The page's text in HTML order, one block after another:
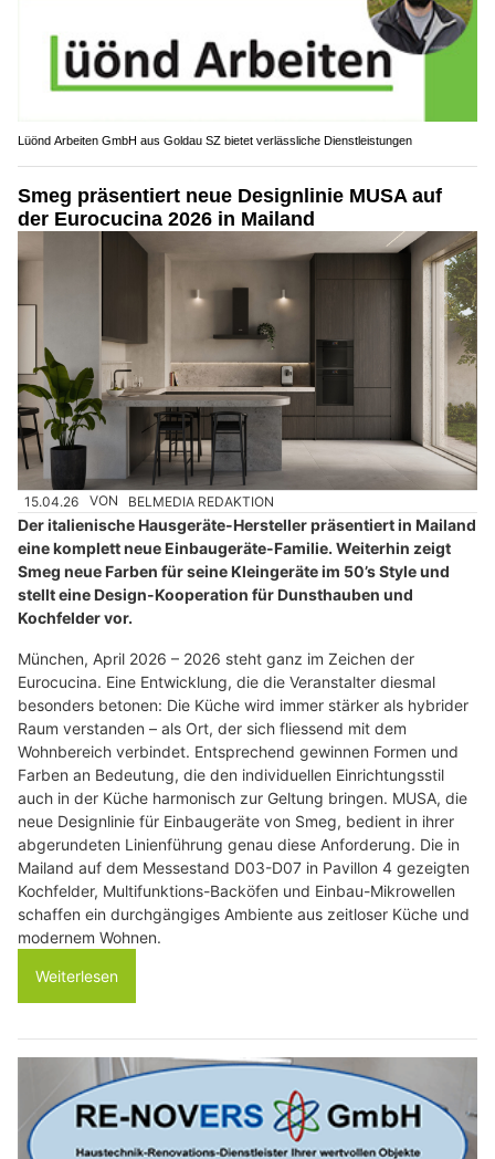
Lüönd Arbeiten GmbH aus Goldau SZ bietet verlässliche Dienstleistungen
Smeg präsentiert neue Designlinie MUSA auf
der Eurocucina 2026 in Mailand
15.04.26 VON BELMEDIA REDAKTION
Der italienische Hausgeräte-Hersteller präsentiert in Mailand
eine komplett neue Einbaugeräte-Familie. Weiterhin zeigt
Smeg neue Farben für seine Kleingeräte im 50’s Style und
stellt eine Design-Kooperation für Dunsthauben und
Kochfelder vor.
München, April 2026 – 2026 steht ganz im Zeichen der
Eurocucina. Eine Entwicklung, die die Veranstalter diesmal
besonders betonen: Die Küche wird immer stärker als hybrider
Raum verstanden – als Ort, der sich fliessend mit dem
Wohnbereich verbindet. Entsprechend gewinnen Formen und
Farben an Bedeutung, die den individuellen Einrichtungsstil
auch in der Küche harmonisch zur Geltung bringen. MUSA, die
neue Designlinie für Einbaugeräte von Smeg, bedient in ihrer
abgerundeten Linienführung genau diese Anforderung. Die in
Mailand auf dem Messestand D03-D07 in Pavillon 4 gezeigten
Kochfelder, Multifunktions-Backöfen und Einbau-Mikrowellen
schaffen ein durchgängiges Ambiente aus zeitloser Küche und
modernem Wohnen.
Weiterlesen